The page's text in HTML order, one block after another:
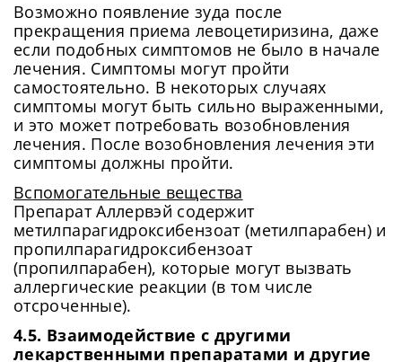
Возможно появление зуда после
прекращения приема левоцетиризина, даже
если подобных симптомов не было в начале
лечения. Симптомы могут пройти
самостоятельно. В некоторых случаях
симптомы могут быть сильно выраженными,
и это может потребовать возобновления
лечения. После возобновления лечения эти
симптомы должны пройти.
Вспомогательные вещества
Препарат Аллервэй содержит
метилпарагидроксибензоат (метилпарабен) и
пропилпарагидроксибензоат
(пропилпарабен), которые могут вызвать
аллергические реакции (в том числе
отсроченные).
4.5. Взаимодействие с другими
лекарственными препаратами и другие